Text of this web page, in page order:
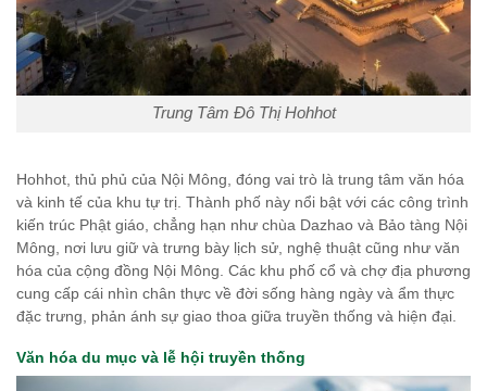
Trung Tâm Đô Thị Hohhot
Hohhot, thủ phủ của Nội Mông, đóng vai trò là trung tâm văn hóa
và kinh tế của khu tự trị. Thành phố này nổi bật với các công trình
kiến trúc Phật giáo, chẳng hạn như chùa Dazhao và Bảo tàng Nội
Mông, nơi lưu giữ và trưng bày lịch sử, nghệ thuật cũng như văn
hóa của cộng đồng Nội Mông. Các khu phố cổ và chợ địa phương
cung cấp cái nhìn chân thực về đời sống hàng ngày và ẩm thực
đặc trưng, phản ánh sự giao thoa giữa truyền thống và hiện đại.
Văn hóa du mục và lễ hội truyền thống